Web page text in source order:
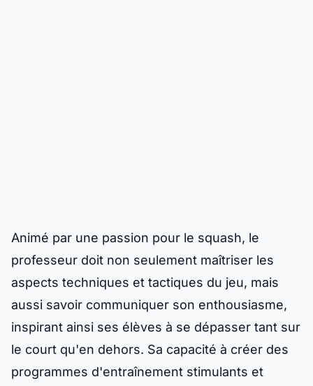
Animé par une passion pour le squash, le
professeur doit non seulement maîtriser les
aspects techniques et tactiques du jeu, mais
aussi savoir communiquer son enthousiasme,
inspirant ainsi ses élèves à se dépasser tant sur
le court qu'en dehors. Sa capacité à créer des
programmes d'entraînement stimulants et